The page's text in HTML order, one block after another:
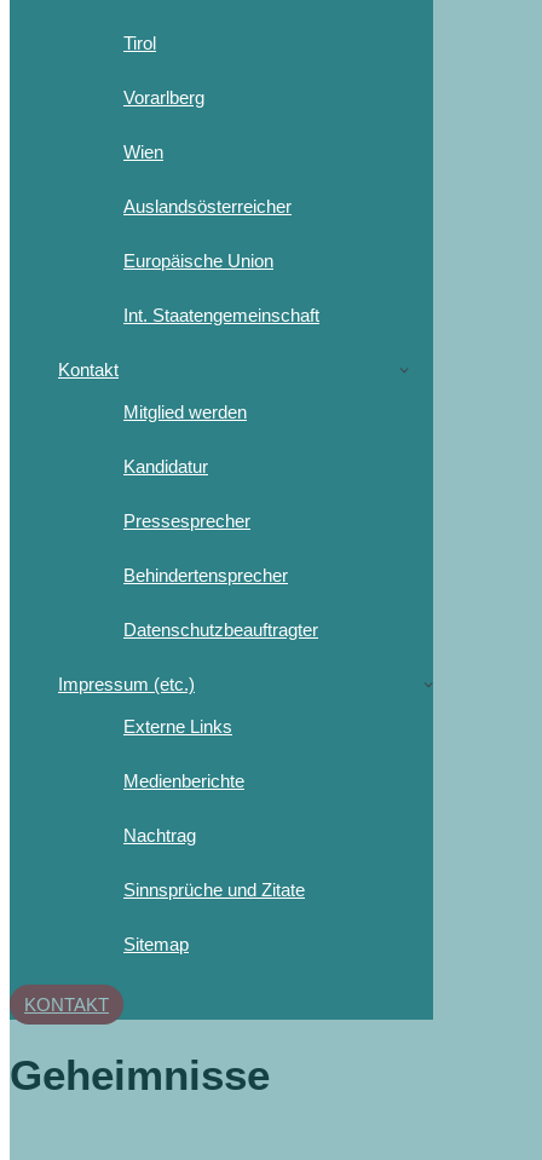
Tirol
Vorarlberg
Wien
Auslandsösterreicher
Europäische Union
Int. Staatengemeinschaft
Kontakt
Mitglied werden
Kandidatur
Pressesprecher
Behindertensprecher
Datenschutzbeauftragter
Impressum (etc.)
Externe Links
Medienberichte
Nachtrag
Sinnsprüche und Zitate
Sitemap
KONTAKT
Geheimnisse